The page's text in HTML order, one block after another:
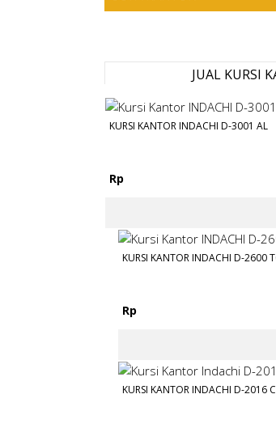
JUAL KURSI
KURSI KANTOR INDACHI D-3001 AL
Rp
KURSI KANTOR INDACHI D-2600
Rp
KURSI KANTOR INDACHI D-2016